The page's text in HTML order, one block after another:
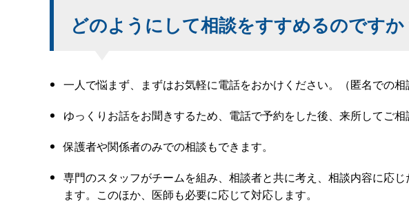
どのようにして相談をすすめるのですか
一人で悩まず、まずはお気軽に電話をおかけください。（匿名での
ゆっくりお話をお聞きするため、電話で予約をした後、来所してご相
保護者や関係者のみでの相談もできます。
専門のスタッフがチームを組み、相談者と共に考え、相談内容に応
ます。このほか、医師も必要に応じて対応します。